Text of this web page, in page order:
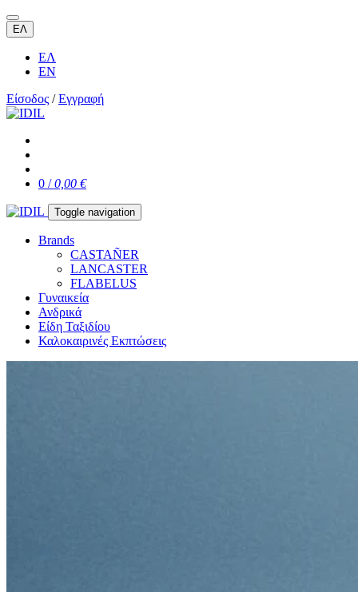
ΕΛ
ΕΛ
EN
Είσοδος /Εγγραφή
0 /0,00 €
Toggle navigation
Brands
CASTAÑER
LANCASTER
FLABELUS
Γυναικεία
Ανδρικά
Είδη Ταξιδίου
Καλοκαιρινές Εκπτώσεις